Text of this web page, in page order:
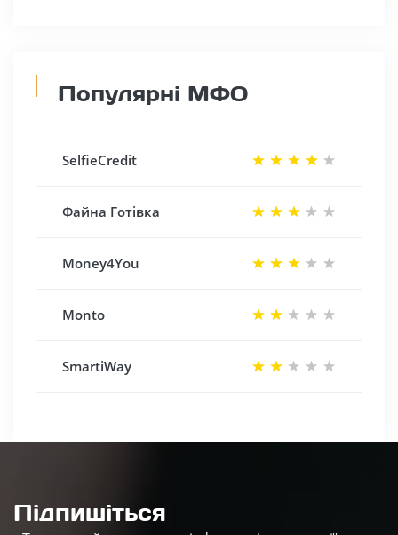
Популярні МФО
SelfieCredit
Файна Готівка
Money4You
Monto
SmartiWay
Підпишіться